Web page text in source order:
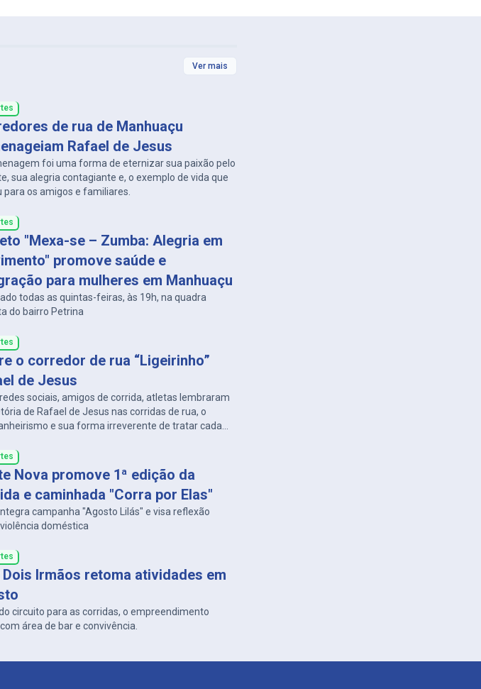
Ver mais
de rua de Manhuaçu
Rafael de Jesus
foi uma forma de eternizar sua paixão pelo
sua alegria contagiante e, o exemplo de vida que
para os amigos e familiares.
"Mexa-se – Zumba: Alegria em
promove saúde e
para mulheres em Manhuaçu
todas as quintas-feiras, às 19h, na quadra
do bairro Petrina
o corredor de rua “Ligeirinho”
de Jesus
sociais, amigos de corrida, atletas lembraram
de Rafael de Jesus nas corridas de rua, o
e sua forma irreverente de tratar cada
Nova promove 1ª edição da
e caminhada "Corra por Elas"
campanha "Agosto Lilás" e visa reflexão
doméstica
Dois Irmãos retoma atividades em
circuito para as corridas, o empreendimento
área de bar e convivência.